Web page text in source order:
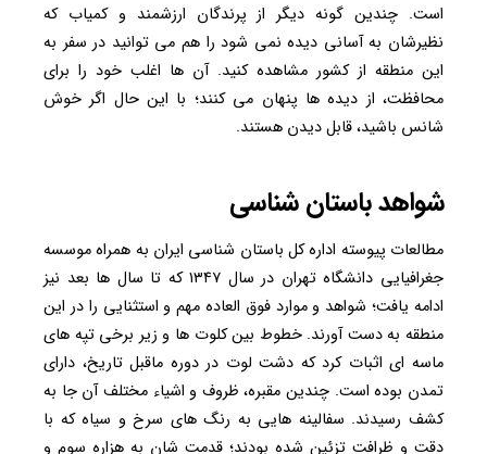
است. چندین گونه دیگر از پرندگان ارزشمند و کمیاب که
نظیرشان به آسانی دیده نمی شود را هم می توانید در سفر به
این منطقه از کشور مشاهده کنید. آن ها اغلب خود را برای
محافظت، از دیده ها پنهان می کنند؛ با این حال اگر خوش
شانس باشید، قابل دیدن هستند.
شواهد باستان شناسی
مطالعات پیوسته اداره کل باستان شناسی ایران به همراه موسسه
جغرافیایی دانشگاه تهران در سال ۱۳۴۷ که تا سال ها بعد نیز
ادامه یافت؛ شواهد و موارد فوق العاده مهم و استثنایی را در این
منطقه به دست آورند. خطوط بین کلوت ها و زیر برخی تپه های
ماسه ای اثبات کرد که دشت لوت در دوره ماقبل تاریخ، دارای
تمدن بوده است. چندین مقبره، ظروف و اشیاء مختلف آن جا به
کشف رسیدند. سفالینه هایی به رنگ های سرخ و سیاه که با
دقت و ظرافت تزئین شده بودند؛ قدمت شان به هزاره سوم و